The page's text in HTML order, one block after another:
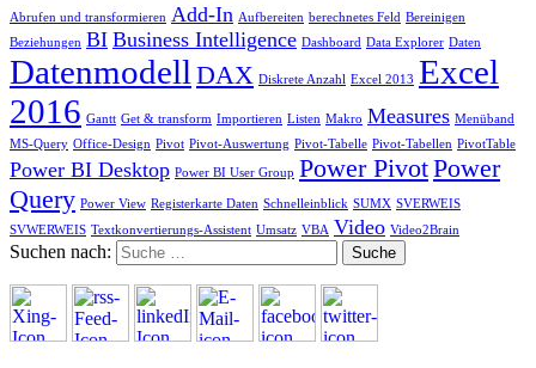
Abrufen und transformieren Add-In Aufbereiten berechnetes Feld Bereinigen
Beziehungen BI Business Intelligence Dashboard Data Explorer Daten
Datenmodell DAX Diskrete Anzahl Excel 2013 Excel
2016 Gantt Get & transform Importieren Listen Makro Measures Menüband
MS-Query Office-Design Pivot Pivot-Auswertung Pivot-Tabelle Pivot-Tabellen PivotTable
Power BI Desktop Power BI User Group Power PivotPower
Query Power View Registerkarte Daten Schnelleinblick SUMX SVERWEIS
SVWERWEIS Textkonvertierungs-Assistent Umsatz VBA Video Video2Brain
Suchen nach: